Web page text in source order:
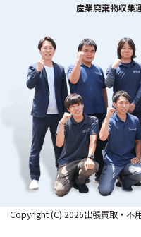
産業廃棄物収
Copyright (C) 2026出張買取・不